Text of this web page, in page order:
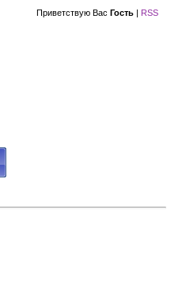
Приветствую Вас Гость | RSS